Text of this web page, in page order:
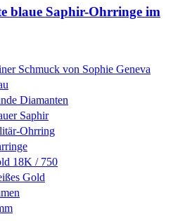
blaue Saphir-Ohrringe im
Schmuck von Sophie Geneva
Diamanten
Saphir
Ohrring
18K / 750
Gold